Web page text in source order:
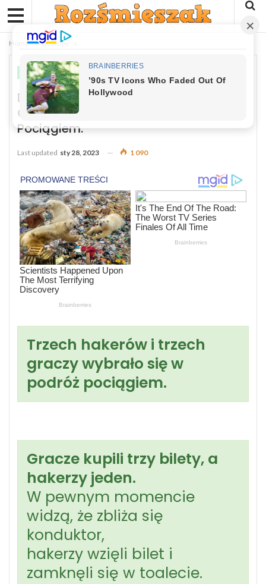
Home Dowcipy
DOWCIPY
Dowcip: Trzech Hakerów I Trzech
Graczy Wybrało Się W Podróż
Pociągiem.
Last updated sty 28, 2023 1 090
Trzech hakerów i trzech
graczy wybrało się w
podróż pociągiem.
Gracze kupili trzy bilety, a
hakerzy jeden.
W pewnym momencie
widzą, że zbliża się
konduktor,
hakerzy wzięli bilet i
zamknęli się w toalecie.